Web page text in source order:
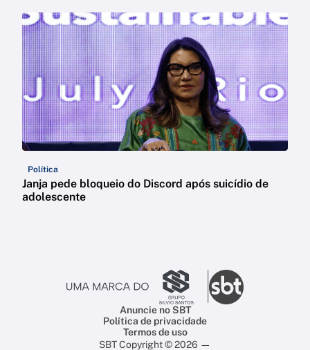
Política
Janja pede bloqueio do Discord após suicídio de
adolescente
Anuncie no SBT
Política de privacidade
Termos de uso
SBT Copyright © 2026 —